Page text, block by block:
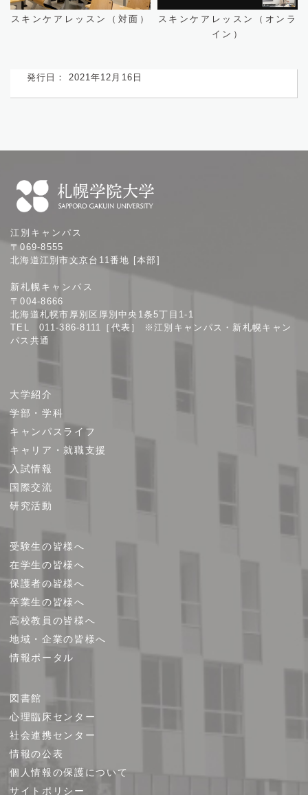
スキンケアレッスン（対面）
スキンケアレッスン（オンラ
イン）
発行日： 2021年12月16日
幌
学
大
学
江別キャンパス
〒069-8555
北海道江別市文京台11番地 [本部]
新札幌キャンパス
〒004-8666
北海道札幌市厚別区厚別中央1条5丁目1-1
TEL 011-386-8111［代表］ ※江別キャンパス・新札幌キャン
パス共通
ト
プ
大学紹介
学部・学科
キャンパスライフ
キャリア・就職支援
入試情報
国際交流
研究活動
受験生の皆様へ
在学生の皆様へ
保護者の皆様へ
卒業生の皆様へ
高校教員の皆様へ
地域・企業の皆様へ
情報ポータル
図書館
心理臨床センター
社会連携センター
情報の公表
個人情報の保護について
サイトポリシー